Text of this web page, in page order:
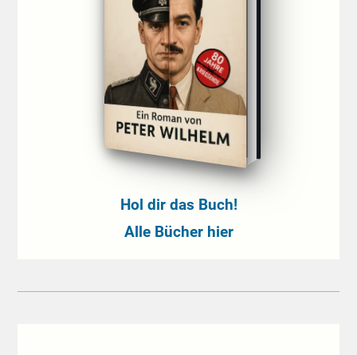
Hol dir das Buch!
Alle Bücher hier